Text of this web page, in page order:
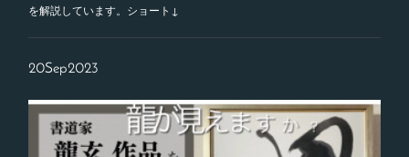
を解説しています。ショート↓
20Sep2023